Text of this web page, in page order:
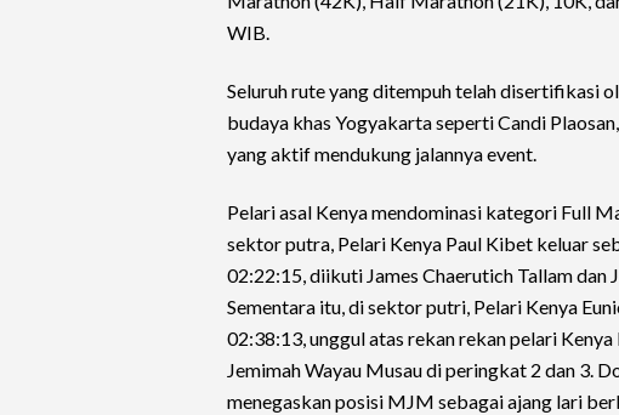
WIB.
Seluruh rute yang ditempuh telah disertifikasi
budaya khas Yogyakarta seperti Candi
yang aktif mendukung jalannya event.
Pelari asal Kenya mendominasi kategori Full
sektor putra, Pelari Kenya Paul Kibet keluar
02:22:15, diikuti James Chaerutich Tallam dan
Sementara itu, di sektor putri, Pelari Kenya
02:38:13, unggul atas rekan rekan pelari
Jemimah Wayau Musau di peringkat 2 dan 3.
menegaskan posisi MJM sebagai ajang lari